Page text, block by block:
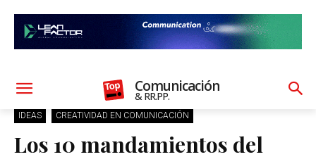
Comunicación
& RR.PP.
IDEAS CREATIVIDAD EN COMUNICACIÓN
Los 10 mandamientos del